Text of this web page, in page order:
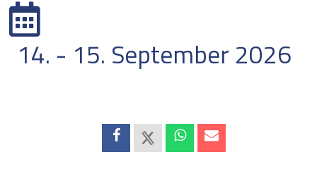
DATUM
14. - 15. September 2026